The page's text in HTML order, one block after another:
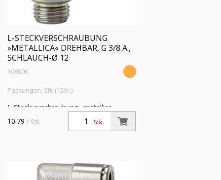
L-STECKVERSCHRAUBUNG
»METALLICA« DREHBAR, G 3/8 A.,
SCHLAUCH-Ø 12
108906
Packungen: Stk (1Stk.)
L-Steckverschraubung »metallica«,
drehbar, G 3/8 a., für Schlauch-Außen-Ø
12 mm, Arbeitsdruck max. 16 bar,
Stk.
10.79 / Stk.